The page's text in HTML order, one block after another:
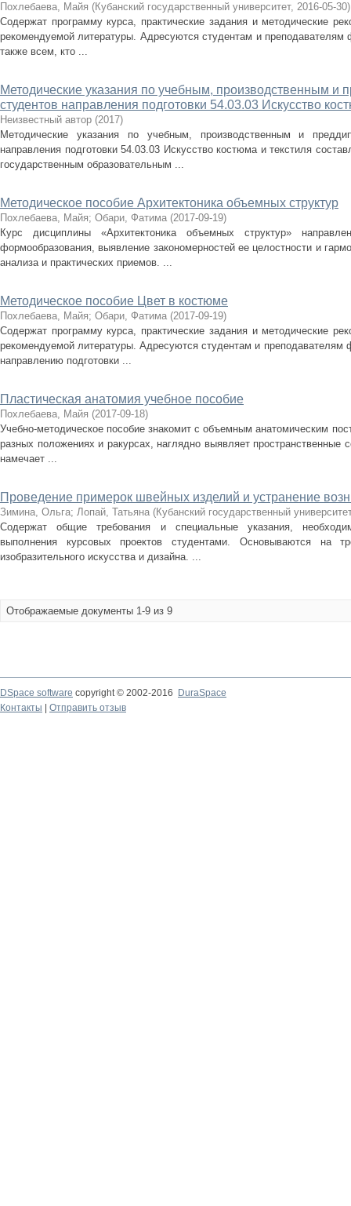
Похлебаева, Майя (Кубанский государственный университет, 2016-05-30)
Содержат программу курса, практические задания и методические
рекомендуемой литературы. Адресуются студентам и преподавателям
также всем, кто ...
Методические указания по учебным, производственным и
студентов направления подготовки 54.03.03 Искусство
Неизвестный автор (2017)
Методические указания по учебным, производственным и
направления подготовки 54.03.03 Искусство костюма и текстиля
государственным образовательным ...
Методическое пособие Архитектоника объемных структур
Похлебаева, Майя; Обари, Фатима (2017-09-19)
Курс дисциплины «Архитектоника объемных структур»
формообразования, выявление закономерностей ее целостности и
анализа и практических приемов. ...
Методическое пособие Цвет в костюме
Похлебаева, Майя; Обари, Фатима (2017-09-19)
Содержат программу курса, практические задания и методические
рекомендуемой литературы. Адресуются студентам и преподавателям
направлению подготовки ...
Пластическая анатомия учебное пособие
Похлебаева, Майя (2017-09-18)
Учебно-методическое пособие знакомит с объемным анатомическим
разных положениях и ракурсах, наглядно выявляет пространственные
намечает ...
Проведение примерок швейных изделий и устранение
Зимина, Ольга; Лопай, Татьяна (Кубанский государственный университет
Содержат общие требования и специальные указания,
выполнения курсовых проектов студентами. Основываются на
изобразительного искусства и дизайна. ...
Отображаемые документы 1-9 из 9
DSpace software copyright © 2002-2016
DuraSpace
Контакты
Отправить отзыв